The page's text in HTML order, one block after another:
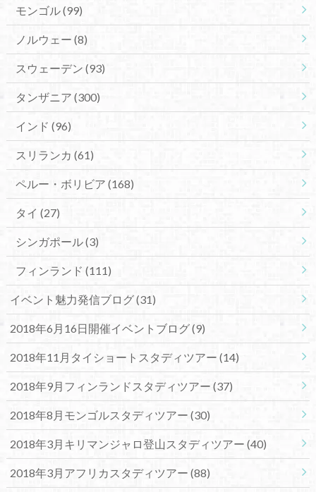
モンゴル(99)
ノルウェー (8)
スウェーデン (93)
タンザニア (300)
インド (96)
スリランカ (61)
ペルー・ボリビア (168)
タイ (27)
シンガポール(3)
フィンランド (111)
イベント魅力発信ブログ(31)
2018年6月16日開催イベントブログ(9)
2018年11月タイショートスタディツアー (14)
2018年9月フィンランドスタディツアー (37)
2018年8月モンゴルスタディツアー (30)
2018年3月キリマンジャロ登山スタディツアー (40)
2018年3月アフリカスタディツアー (88)